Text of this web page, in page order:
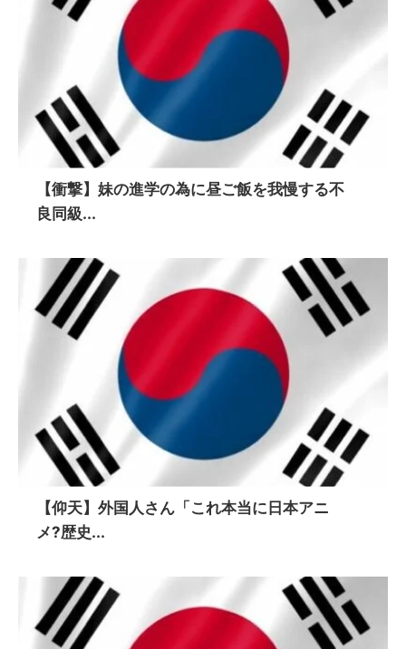
【衝撃】妹の進学の為に昼ご飯を我慢する不
良同級...
【仰天】外国人さん「これ本当に日本アニ
メ?歴史...